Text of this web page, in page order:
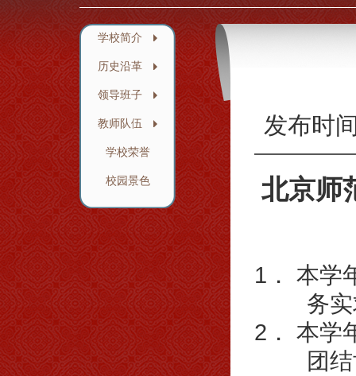
学校简介
历史沿革
领导班子
教师队伍
学校荣誉
校园景色
发布时
北京师
1． 本学
务实求
2． 本学
团结协